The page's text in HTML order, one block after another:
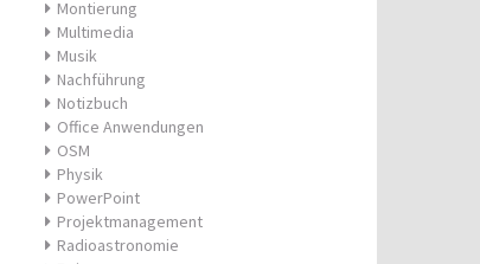
Montierung
Multimedia
Musik
Nachführung
Notizbuch
Office Anwendungen
OSM
Physik
PowerPoint
Projektmanagement
Radioastronomie